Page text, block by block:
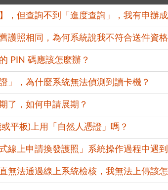
，但查詢不到「進度查詢」，我有申辦成
護照相同，為何系統說我不符合送件資格
PIN 碼應該怎麼辦？
」，為什麼系統無法偵測到讀卡機？
了，如何申請展期？
平板)上用「自然人憑證」嗎？
線上申請換發護照」系統操作過程中遇
無法通過線上系統檢核，我無法上傳該怎